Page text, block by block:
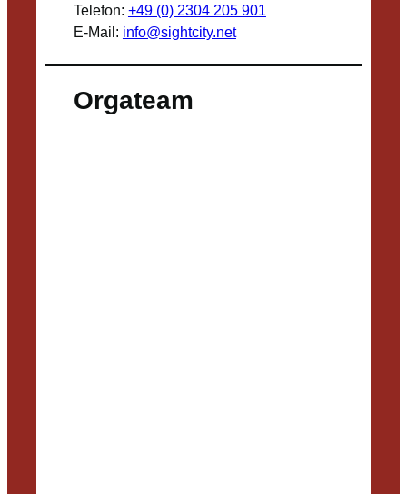
Telefon: +49 (0) 2304 205 901
E-Mail: info@sightcity.net
Orgateam